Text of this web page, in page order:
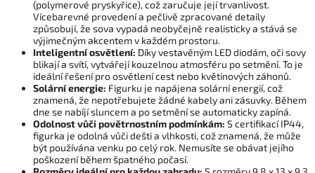
(polymerové pryskyřice), což zaručuje její trvanlivost.
Vícebarevné provedení a pečlivě zpracované detaily
způsobují, že sova vypadá neobyčejně realisticky a stává se
výjimečným akcentem v každém prostoru.
Inteligentní osvětlení: Díky vestavěným LED diodám, oči sovy
blikají a svítí, vytvářejí kouzelnou atmosféru po setmění. To je
ideální řešení pro osvětlení cest nebo květinových záhonů.
Solární energie: Figurku je napájena solární energií, což
znamená, že nepotřebujete žádné kabely ani zásuvky. Během
dne se nabíjí sluncem a po setmění se automaticky zapíná.
Odolnost vůči povětrnostním podmínkám: S certifikací IP44,
figurka je odolná vůči dešti a vlhkosti, což znamená, že může
být používána venku po celý rok. Nemusíte se obávat jejího
poškození během špatného počasí.